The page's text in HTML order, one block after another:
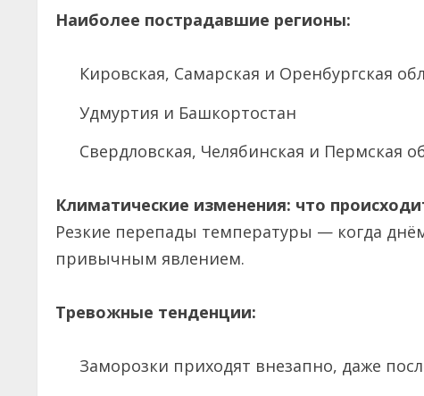
Наиболее пострадавшие регионы:
Кировская, Самарская и Оренбургская
Удмуртия и Башкортостан
Свердловская, Челябинская и Пермская
Климатические изменения: что
Резкие перепады температуры — когда
привычным явлением.
Тревожные тенденции:
Заморозки приходят внезапно, даже